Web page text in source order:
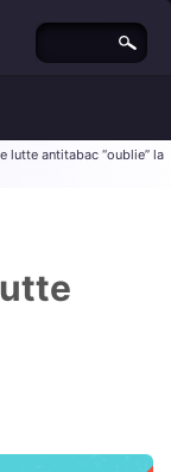
lutte antitabac “oublie” la